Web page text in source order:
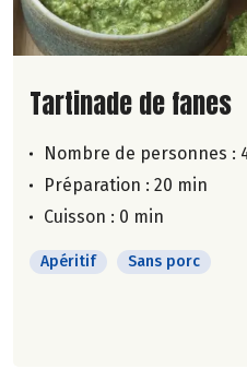
Lire la suite de la
Tartinade de fanes
Nombre de personnes :
Préparation : 20 min
Cuisson : 0 min
Apéritif Sans porc